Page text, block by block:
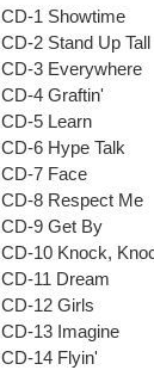
CD-1 Showtime
CD-2 Stand Up Tall
CD-3 Everywhere
CD-4 Graftin'
CD-5 Learn
CD-6 Hype Talk
CD-7 Face
CD-8 Respect Me
CD-9 Get By
CD-10 Knock,
CD-11 Dream
CD-12 Girls
CD-13 Imagine
CD-14 Flyin'